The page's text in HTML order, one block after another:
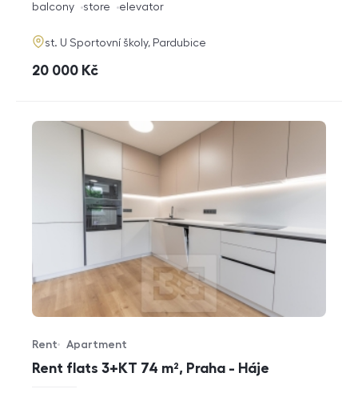
funkce
balcony store elevator
adresa
st. U Sportovní školy, Pardubice
cena
20 000 Kč
Rent flats 3+KT 74 m², Praha - Háje
Offer type
Rent
Property type
Apartment